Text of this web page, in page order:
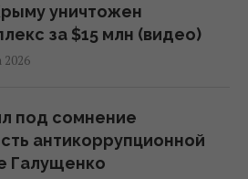
уничтожен
за $15 млн (видео)
2026
под сомнение
антикоррупционной
Галущенко